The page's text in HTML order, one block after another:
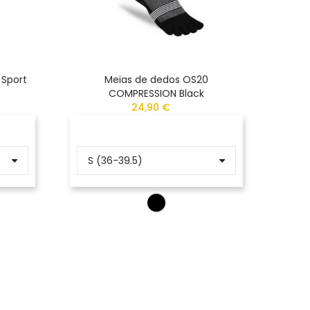
Meias de dedos OS20
COMPRESSION Black
24,90 €